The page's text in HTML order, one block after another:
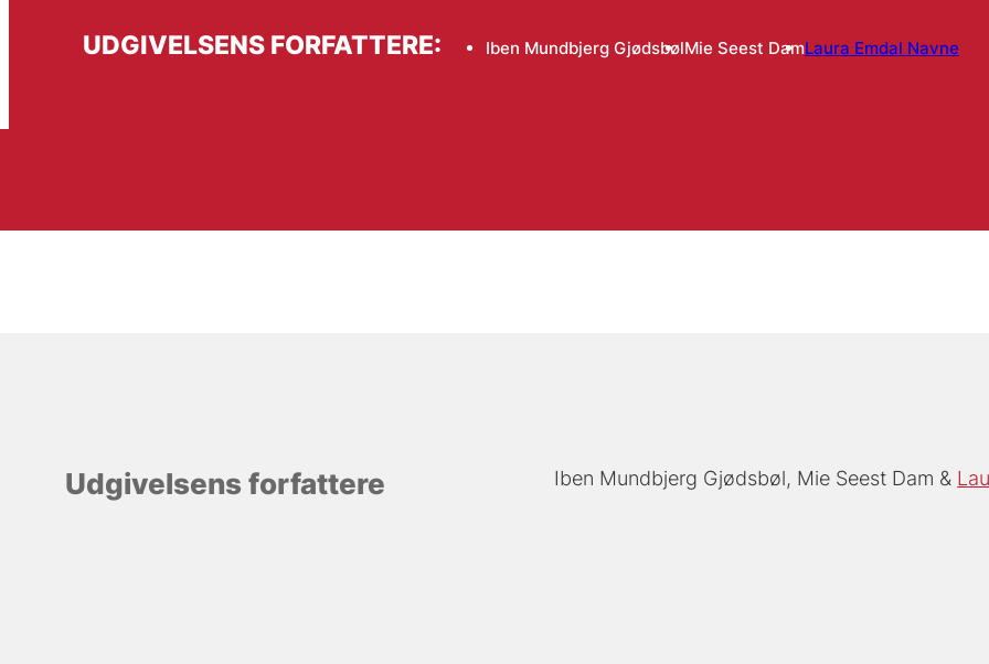
UDGIVELSENS FORFATTERE: Iben Mundbjerg GjødsbølMie Seest DamLaura Emdal Navne
Udgivelsens forfattere Iben Mundbjerg Gjødsbøl Mie Seest Dam